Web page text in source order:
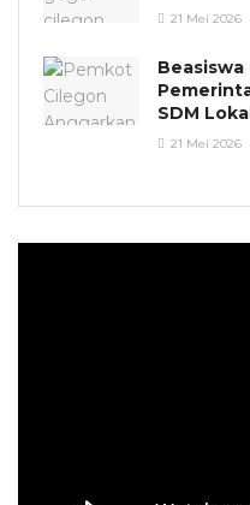
21 Mei 2026
Beasiswa
SDM
21 Mei 2026